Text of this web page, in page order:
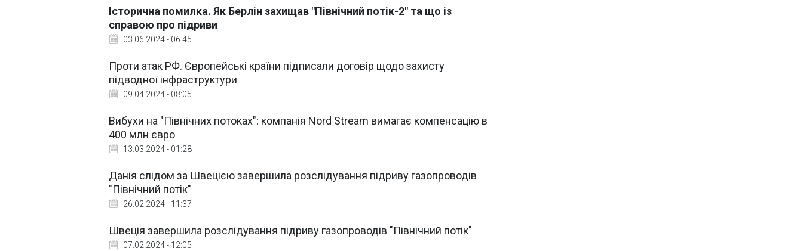
Історична помилка. Як Берлін захищав "Північний потік-2" та що із
справою про підриви
03.06.2024 - 06:45
Проти атак РФ. Європейські країни підписали договір щодо захисту
підводної інфраструктури
09.04.2024 - 08:05
Вибухи на "Північних потоках": компанія Nord Stream вимагає компенсацію в
400 млн євро
13.03.2024 - 01:28
Данія слідом за Швецією завершила розслідування підриву газопроводів
"Північний потік"
26.02.2024 - 11:37
Швеція завершила розслідування підриву газопроводів "Північний потік"
07.02.2024 - 12:05